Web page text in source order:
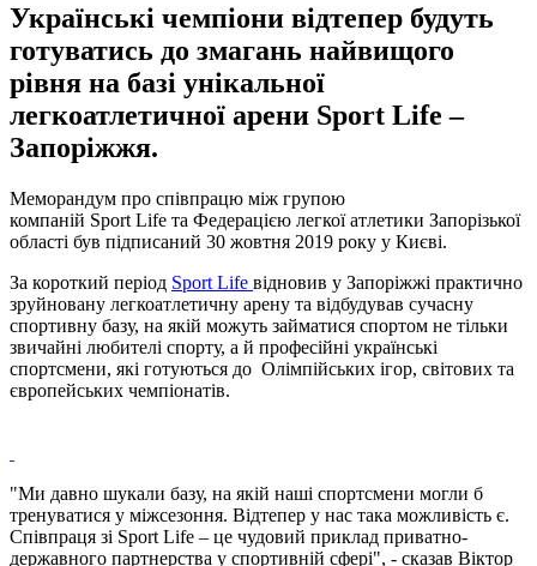
Українські чемпіони відтепер будуть
готуватись до змагань найвищого
рівня на базі унікальної
легкоатлетичної арени Sport Life –
Запоріжжя.
Меморандум про співпрацю між групою
компаній Sport Life та Федерацією легкої атлетики Запорізької
області був підписаний 30 жовтня 2019 року у Києві.
За короткий період Sport Life відновив у Запоріжжі практично
зруйновану легкоатлетичну арену та відбудував сучасну
спортивну базу, на якій можуть займатися спортом не тільки
звичайні любителі спорту, а й професійні українські
спортсмени, які готуються до Олімпійських ігор, світових та
європейських чемпіонатів.
"Ми давно шукали базу, на якій наші спортсмени могли б
тренуватися у міжсезоння. Відтепер у нас така можливість є.
Співпраця зі Sport Life – це чудовий приклад приватно-
державного партнерства у спортивній сфері", - сказав Віктор